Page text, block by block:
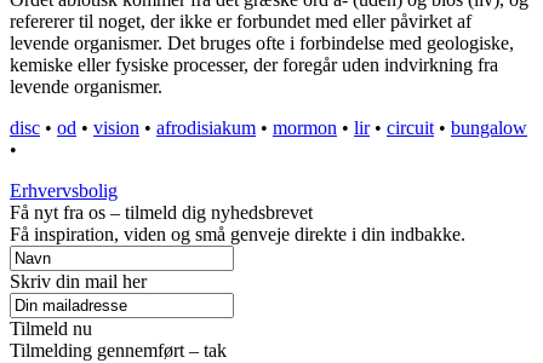
refererer til noget, der ikke er forbundet med eller påvirket af
levende organismer. Det bruges ofte i forbindelse med geologiske,
kemiske eller fysiske processer, der foregår uden indvirkning fra
levende organismer.
disc • od • vision • afrodisiakum • mormon • lir• circuit • bungalow
•
Erhvervsbolig
Få nyt fra os – tilmeld dig nyhedsbrevet
Få inspiration, viden og små genveje direkte i din indbakke.
Skriv din mail her
Tilmeld nu
Tilmelding gennemført – tak